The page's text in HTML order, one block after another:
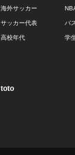
海外サッカー
サッカー代表
高校年代
バ
学
toto